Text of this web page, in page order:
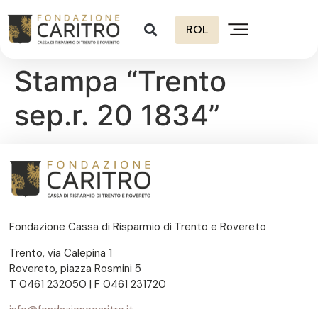
ROL
Stampa “Trento
sep.r. 20 1834”
Fondazione Cassa di Risparmio di Trento e Rovereto
Trento, via Calepina 1
Rovereto, piazza Rosmini 5
T 0461 232050 | F 0461 231720